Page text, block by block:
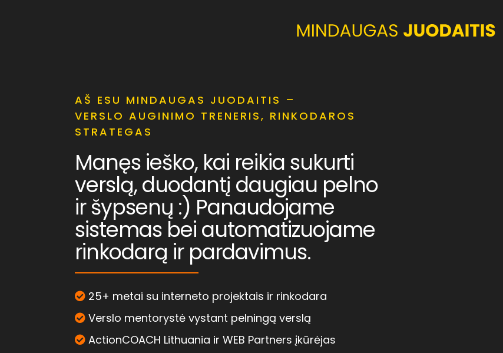
AŠ ESU MINDAUGAS JUODAITIS –
VERSLO AUGINIMO TRENERIS, RINKODAROS
STRATEGAS
Manęs ieško, kai reikia sukurti
verslą, duodantį daugiau pelno
ir šypsenų :) Panaudojame
sistemas bei automatizuojame
rinkodarą ir pardavimus.
25+ metai su interneto projektais ir rinkodara
Verslo mentorystė vystant pelningą verslą
ActionCOACH Lithuania ir WEB Partners įkūrėjas